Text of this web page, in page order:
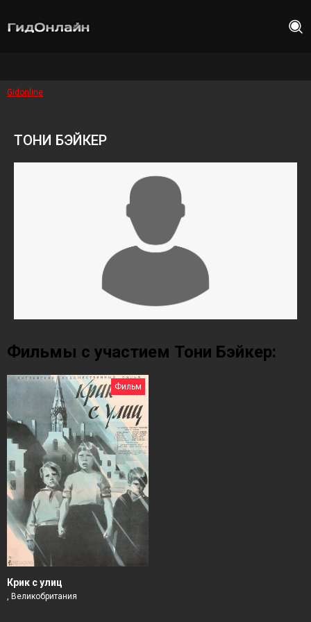
Gidonline
ТОНИ БЭЙКЕР
Фильмы с участием Тони Бэйкер:
Фильм
Крик с улиц
, Великобритания